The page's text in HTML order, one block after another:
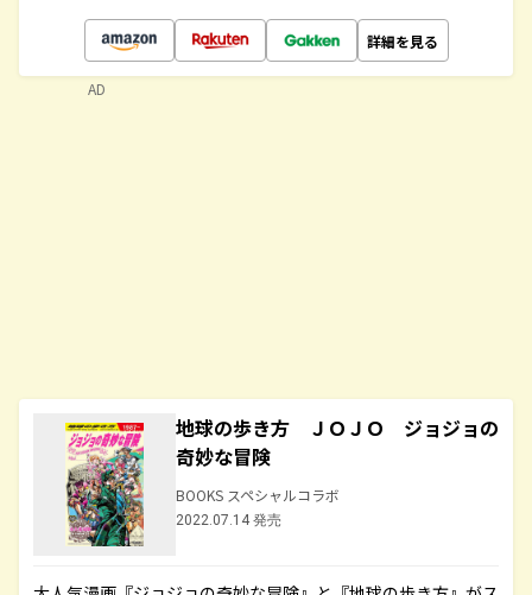
詳細を見る
地球の歩き方 ＪＯＪＯ ジョジョの
奇妙な冒険
BOOKS スペシャルコラボ
2022.07.14 発売
AD